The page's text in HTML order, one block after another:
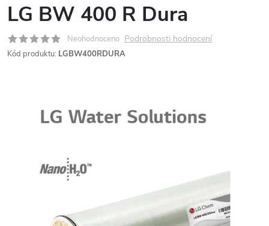
LG BW 400 R Dura
Neohodnoceno Podrobnosti hodnocení
Kód produktu: LGBW400RDURA